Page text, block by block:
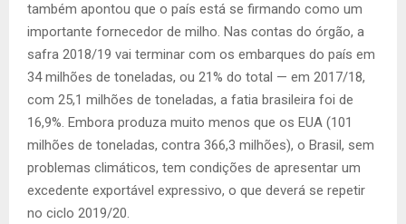
também apontou que o país está se firmando como um
importante fornecedor de milho. Nas contas do órgão, a
safra 2018/19 vai terminar com os embarques do país em
34 milhões de toneladas, ou 21% do total — em 2017/18,
com 25,1 milhões de toneladas, a fatia brasileira foi de
16,9%. Embora produza muito menos que os EUA (101
milhões de toneladas, contra 366,3 milhões), o Brasil, sem
problemas climáticos, tem condições de apresentar um
excedente exportável expressivo, o que deverá se repetir
no ciclo 2019/20.